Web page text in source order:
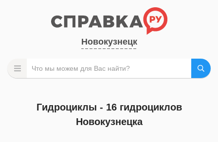
Новокузнецк
Гидроциклы - 16 гидроциклов
Новокузнецка